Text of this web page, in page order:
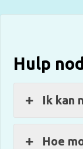
Hulp
Ik kan
Hoe